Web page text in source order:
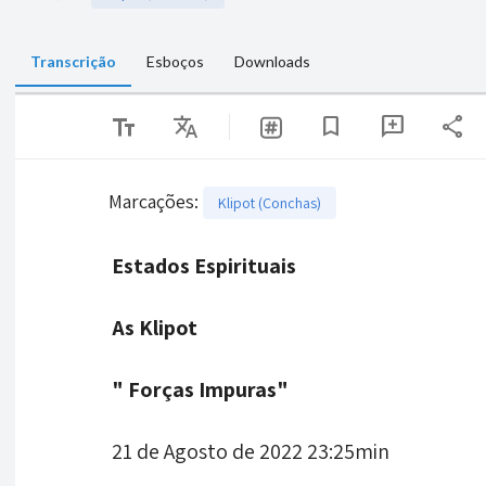
Transcrição Esboços Downloads
text_fields Translate bookmark add_comment share
Marcações: Klipot (Conchas)
Estados Espirituais
As Klipot
" Forças Impuras"
21 de Agosto de 2022 23:25min